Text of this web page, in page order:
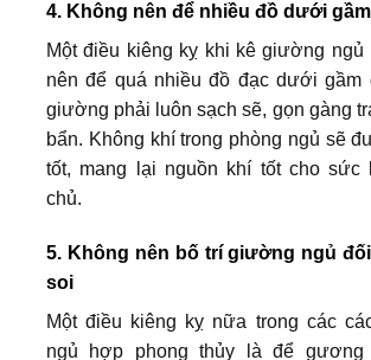
4. Không nên để nhiều đồ dưới
Một điều kiêng kỵ khi kê giường ngủ
nên để quá nhiều đồ đạc dưới gầm
giường phải luôn sạch sẽ, gọn gàng
bẩn. Không khí trong phòng ngủ sẽ
tốt, mang lại nguồn khí tốt cho sức
chủ.
5. Không nên bố trí giường ngủ
soi
Một điều kiêng kỵ nữa trong các
ngủ hợp phong thủy là để